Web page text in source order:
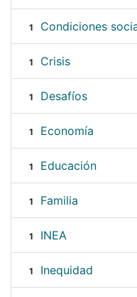
1 Condiciones
1 Crisis
1 Desafíos
1 Economía
1 Educación
1 Familia
1 INEA
1 Inequidad